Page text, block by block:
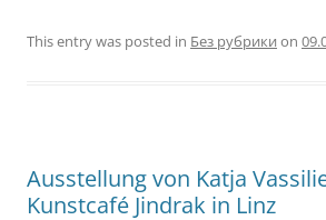
This entry was posted in Без рубрики on
Ausstellung von Katja
Kunstcafé Jindrak in Linz